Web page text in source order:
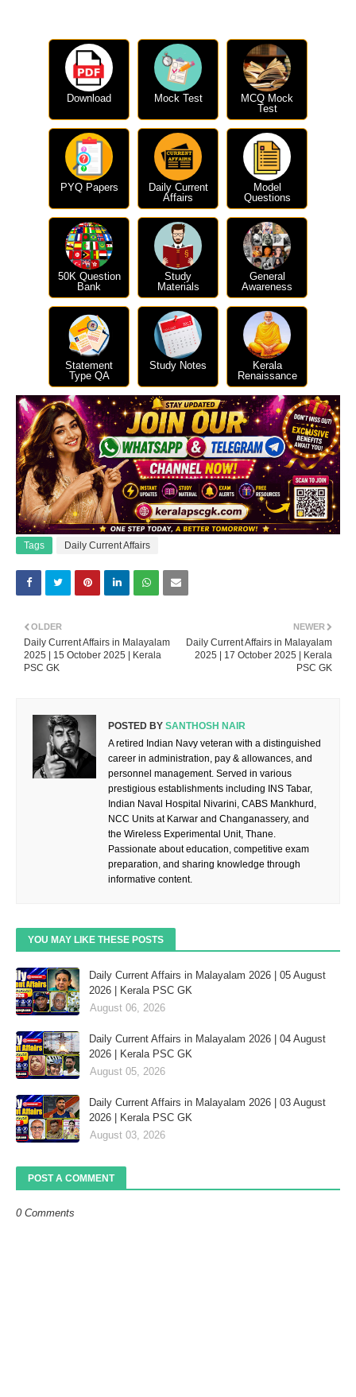
Download Mock Test
MCQ Mock
Test
PYQ Papers
Daily Current
Affairs
Model
Questions
50K Question
Bank
Study
Materials
General
Awareness
Statement
Type QA
Study Notes
Kerala
Renaissance
Tags Daily Current Affairs
NEWER
Daily Current Affairs in Malayalam
2025 | 17 October 2025 | Kerala
PSC GK
OLDER
Daily Current Affairs in Malayalam
2025 | 15 October 2025 | Kerala
PSC GK
POSTED BY SANTHOSH NAIR
A retired Indian Navy veteran with a distinguished
career in administration, pay & allowances, and
personnel management. Served in various
prestigious establishments including INS Tabar,
Indian Naval Hospital Nivarini, CABS Mankhurd,
NCC Units at Karwar and Changanassery, and
the Wireless Experimental Unit, Thane.
Passionate about education, competitive exam
preparation, and sharing knowledge through
informative content.
YOU MAY LIKE THESE POSTS
Daily Current Affairs in Malayalam 2026 | 05 August
2026 | Kerala PSC GK
August 06, 2026
Daily Current Affairs in Malayalam 2026 | 04 August
2026 | Kerala PSC GK
August 05, 2026
Daily Current Affairs in Malayalam 2026 | 03 August
2026 | Kerala PSC GK
August 03, 2026
POST A COMMENT
0 Comments